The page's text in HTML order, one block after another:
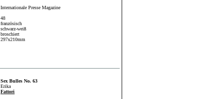
Internationale Presse Magazine
48
französisch
schwarz-weiß
broschiert
297x210mm
Sex Bulles No. 63
Erika
Fattori